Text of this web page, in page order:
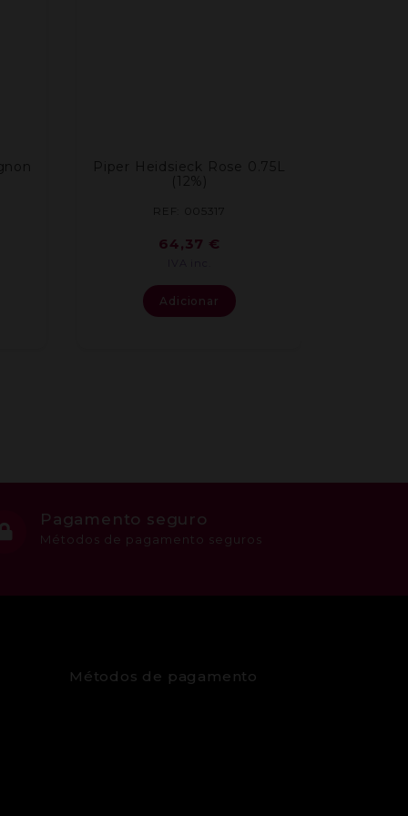
Piper Heidsieck Rose 0.75L
(12%)
REF: 005317
64,37 €
Adicionar
Pagamento seguro
Métodos de pagamento seguros
Métodos de pagamento